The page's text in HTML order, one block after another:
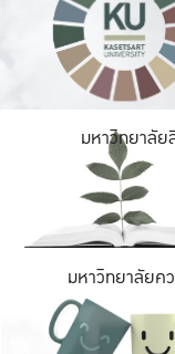
มหาวิทยาลัย
มหาวิทยาลัยค